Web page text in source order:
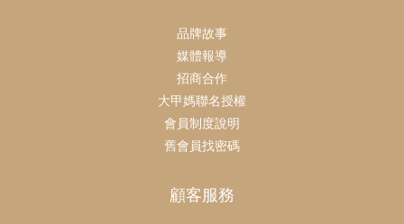
品牌故事
媒體報導
招商合作
大甲媽聯名授權
會員制度說明
舊會員找密碼
顧客服務